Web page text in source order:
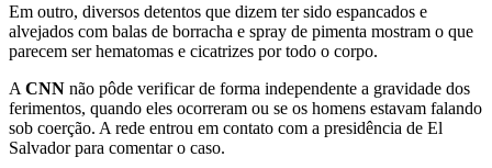
Em outro, diversos detentos que dizem ter sido espancados e
alvejados com balas de borracha e spray de pimenta mostram o que
parecem ser hematomas e cicatrizes por todo o corpo.
A CNN não pôde verificar de forma independente a gravidade dos
ferimentos, quando eles ocorreram ou se os homens estavam falando
sob coerção. A rede entrou em contato com a presidência de El
Salvador para comentar o caso.